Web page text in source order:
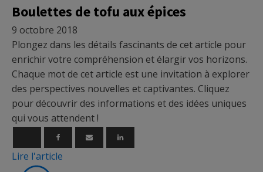
Boulettes de tofu aux épices
9 octobre 2018
Plongez dans les détails fascinants de cet article pour
enrichir votre compréhension et élargir vos horizons.
Chaque mot de cet article est une invitation à explorer
des perspectives nouvelles et captivantes. Cliquez
pour découvrir des informations et des idées uniques
qui vous attendent !
Lire l'article